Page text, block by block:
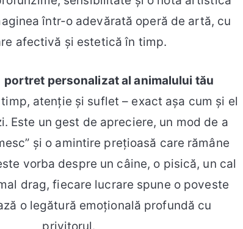
într-o adevărată operă de artă, cu
afectivă și estetică în timp.
portret personalizat al animalului tău
atenție și suflet – exact așa cum și el
Este un gest de apreciere, un mod de a
și o amintire prețioasă care rămâne
vorba despre un câine, o pisică, un cal
drag, fiecare lucrare spune o poveste
o legătură emoțională profundă cu
privitorul.